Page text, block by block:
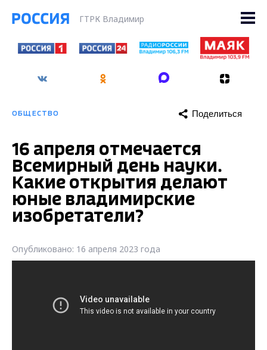
ГТРК Владимир
ОБЩЕСТВО Поделиться
16 апреля отмечается
Всемирный день науки.
Какие открытия делают
юные владимирские
изобретатели?
Опубликовано: 16 апреля 2023 года